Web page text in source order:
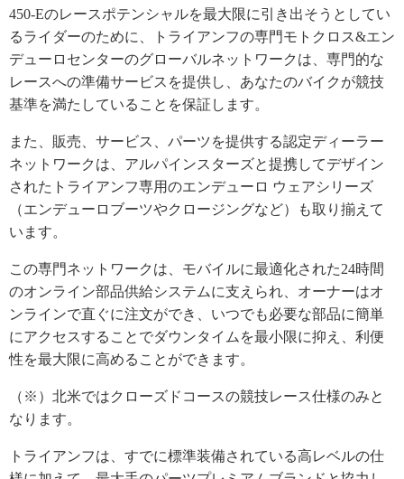
450-Eのレースポテンシャルを最大限に引き出そうとしてい
るライダーのために、トライアンフの専門モトクロス&エン
デューロセンターのグローバルネットワークは、専門的な
レースへの準備サービスを提供し、あなたのバイクが競技
基準を満たしていることを保証します。
また、販売、サービス、パーツを提供する認定ディーラー
ネットワークは、アルパインスターズと提携してデザイン
されたトライアンフ専用のエンデューロ ウェアシリーズ
（エンデューロブーツやクロージングなど）も取り揃えて
います。
この専門ネットワークは、モバイルに最適化された24時間
のオンライン部品供給システムに支えられ、オーナーはオ
ンラインで直ぐに注文ができ、いつでも必要な部品に簡単
にアクセスすることでダウンタイムを最小限に抑え、利便
性を最大限に高めることができます。
（※）北米ではクローズドコースの競技レース仕様のみと
なります。
トライアンフは、すでに標準装備されている高レベルの仕